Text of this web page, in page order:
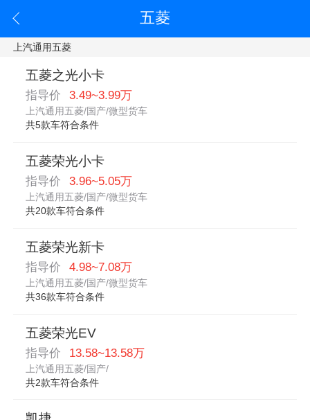
五菱
上汽通用五菱
五菱之光小卡
指导价 3.49~3.99万
上汽通用五菱/国产/微型货车
共5款车符合条件
五菱荣光小卡
指导价 3.96~5.05万
上汽通用五菱/国产/微型货车
共20款车符合条件
五菱荣光新卡
指导价 4.98~7.08万
上汽通用五菱/国产/微型货车
共36款车符合条件
五菱荣光EV
指导价 13.58~13.58万
上汽通用五菱/国产/
共2款车符合条件